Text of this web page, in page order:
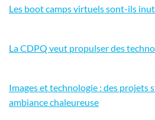
Les boot camps virtuels sont-ils
La CDPQ veut propulser des
Images et technologie : des projets
ambiance chaleureuse